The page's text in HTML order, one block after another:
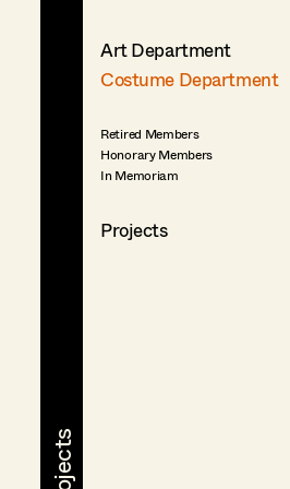
Art Department
Costume Department
Retired Members
Honorary Members
In Memoriam
Projects